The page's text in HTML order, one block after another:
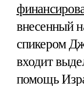
внесенный
спикером
входит
помощь